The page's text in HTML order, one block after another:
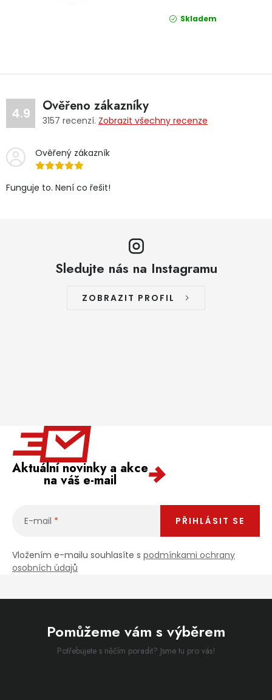
Skladem
4.9 Ověřeno zákazníky
3157 recenzí. Zobrazit všechny recenze
Ověřený zákazník
Funguje to. Není co řešit!
Sledujte nás na Instagramu
ZOBRAZIT PROFIL
Aktuální novinky a akce
na váš e-mail
E-mail
Vložením e-mailu souhlasíte s podmínkami ochrany
osobních údajů
PŘIHLÁSIT SE
Pomůžeme vám s výběrem
Potřebujete s něčím poradit? Jsme tu pro vás!